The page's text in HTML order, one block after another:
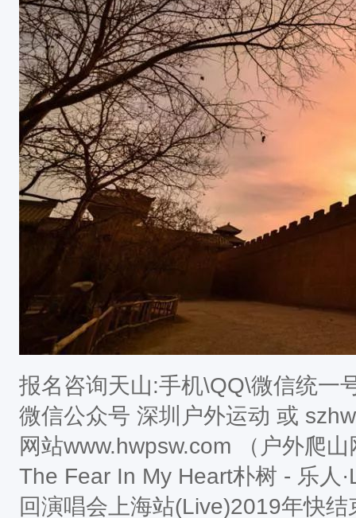
报名咨询天山:手机\QQ\微信统一
微信公众号 深圳户外运动 或
网站www.hwpsw.com （户外爬
The Fear In My Heart朴树 - 乐人
回演唱会上海站(Live)2019年快